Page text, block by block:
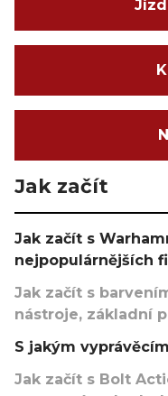
Jak začít
Jak začít s
nejpopulárnějších
Jak začít s
nástroje, základní
S jakým
Jak začít s Bolt